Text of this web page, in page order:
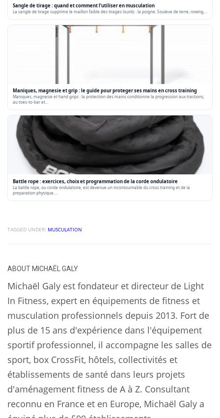
Sangle de tirage : quand et comment l’utiliser en musculation
La sangle de tirage supprime le maillon faible des tirages lourds : la poigne. Souleve de terre, rowing,…
Maniques, magnesie et grip : le guide pour proteger ses mains en cross training
Maniques, magnesie et hand grips : la protection des mains conditionne la progression aux tractions,
au toes-to-bar et…
Battle rope : exercices, choix et programmation de la corde ondulatoire
La battle rope, ou corde ondulatoire, est devenue un incontournable du cross training et de la
preparation physique.…
TAGGED UNDER: MUSCULATION
ABOUTMICHAËL GALY
Michaël Galy est fondateur et directeur de Light
In Fitness, expert en équipements de fitness et
musculation professionnels depuis 2013. Fort de
plus de 15 ans d'expérience dans l'équipement
sportif professionnel, il accompagne les salles de
sport, box CrossFit, hôtels, collectivités et
établissements de santé dans leurs projets
d'aménagement fitness de A à Z. Consultant
reconnu en France et en Europe, Michaël Galy a